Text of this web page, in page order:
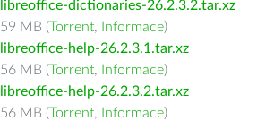
libreoffice-dictionaries-26.2.3.2.tar.xz
59 MB (Torrent, Informace)
libreoffice-help-26.2.3.1.tar.xz
56 MB (Torrent, Informace)
libreoffice-help-26.2.3.2.tar.xz
56 MB (Torrent, Informace)